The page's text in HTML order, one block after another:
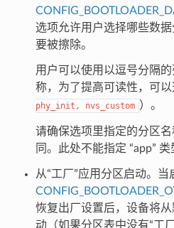
选项允许用户选择哪些数
要被擦除。
用户可以使用以逗号分隔
称，为了提高可读性，可以
phy_init,
nvs_custom ）。
请确保选项里指定的分区
同。此处不能指定 “app” 类
从“工厂”应用分区启动。当
恢复出厂设置后，设备将
动（如果分区表中没有“工